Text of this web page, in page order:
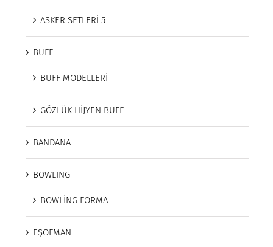
ASKER SETLERİ 5
BUFF
BUFF MODELLERİ
GÖZLÜK HİJYEN BUFF
BANDANA
BOWLİNG
BOWLİNG FORMA
EŞOFMAN